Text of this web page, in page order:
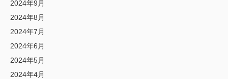
2024年9月
2024年8月
2024年7月
2024年6月
2024年5月
2024年4月